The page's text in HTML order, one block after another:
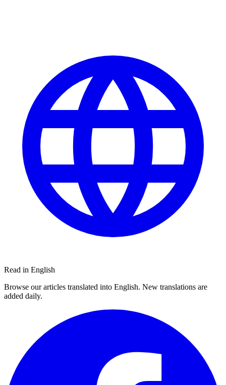
Read in English
Browse our articles translated into English. New translations are
added daily.